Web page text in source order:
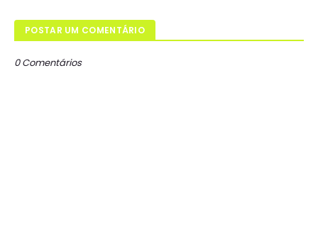
POSTAR UM COMENTÁRIO
0 Comentários